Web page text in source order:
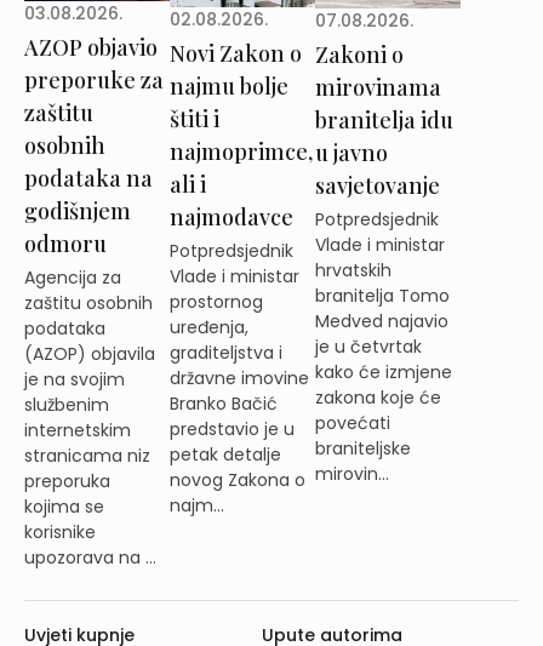
03.08.2026.
AZOP objavio
preporuke za
zaštitu
osobnih
podataka na
godišnjem
odmoru
Agencija za
zaštitu osobnih
podataka
(AZOP) objavila
je na svojim
službenim
internetskim
stranicama niz
preporuka
kojima se
korisnike
upozorava na ...
02.08.2026.
Novi Zakon o
najmu bolje
štiti i
najmoprimce,
ali i
najmodavce
Potpredsjednik
Vlade i ministar
prostornog
uređenja,
graditeljstva i
državne imovine
Branko Bačić
predstavio je u
petak detalje
novog Zakona o
najm...
07.08.2026.
Zakoni o
mirovinama
branitelja idu
u javno
savjetovanje
Potpredsjednik
Vlade i ministar
hrvatskih
branitelja Tomo
Medved najavio
je u četvrtak
kako će izmjene
zakona koje će
povećati
braniteljske
mirovin...
Uvjeti kupnje Upute autorima